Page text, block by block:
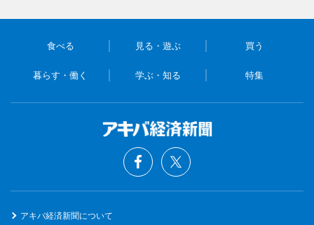
食べる 見る・遊ぶ 買う
暮らす・働く 学ぶ・知る 特集
アキバ経済新聞について